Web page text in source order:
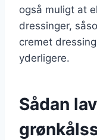
også muligt at
dressinger,
cremet
yderligere.
Sådan